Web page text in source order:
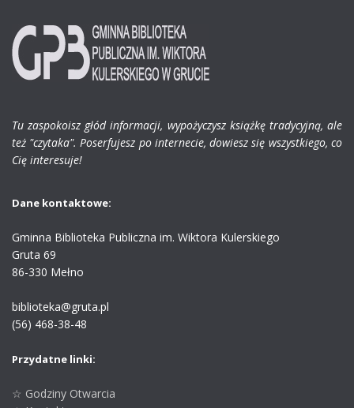
Tu zaspokoisz głód informacji, wypożyczysz książkę tradycyjną, ale
też "czytaka". Poserfujesz po internecie, dowiesz się wszystkiego, co
Cię interesuje!
Dane kontaktowe:
Gminna Biblioteka Publiczna im. Wiktora Kulerskiego
Gruta 69
86-330 Mełno
biblioteka@gruta.pl
(56) 468-38-48
Przydatne linki:
☆ Godziny Otwarcia